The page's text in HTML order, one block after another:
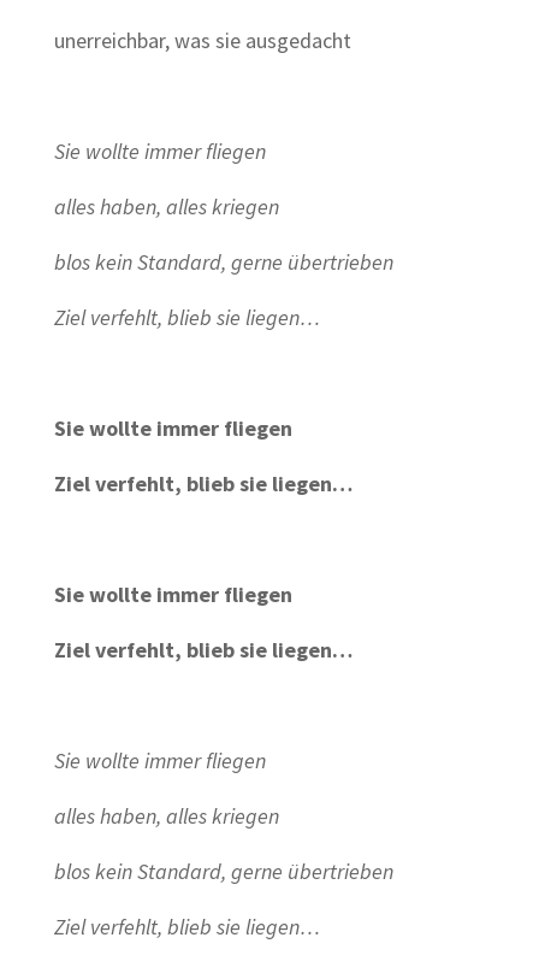
unerreichbar, was sie ausgedacht
Sie wollte immer fliegen
alles haben, alles kriegen
blos kein Standard, gerne übertrieben
Ziel verfehlt, blieb sie liegen…
Sie wollte immer fliegen
Ziel verfehlt, blieb sie liegen…
Sie wollte immer fliegen
Ziel verfehlt, blieb sie liegen…
Sie wollte immer fliegen
alles haben, alles kriegen
blos kein Standard, gerne übertrieben
Ziel verfehlt, blieb sie liegen…